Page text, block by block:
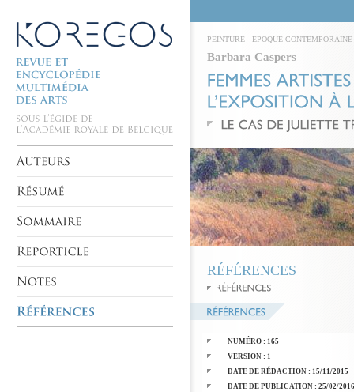
PEINTURE - EPOQUE CONTEMPORAINE
Barbara Caspers
RÉFÉRENCES
NUMÉRO : 165
VERSION : 1
DATE DE RÉDACTION : 15/11/2015
DATE DE PUBLICATION : 25/02/2016